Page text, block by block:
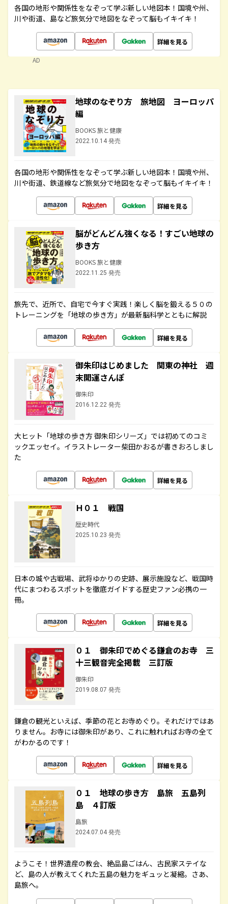
各国の地形や関係性をなぞって学ぶ新しい地図本！国境や州、
川や街道、島など旅気分で地図をなぞって脳もイキイキ！
詳細を見る
AD
地球のなぞり方 旅地図 ヨーロッパ
編
BOOKS 旅と健康
2022.10.14 発売
各国の地形や関係性をなぞって学ぶ新しい地図本！国境や州、
川や街道、鉄道線など旅気分で地図をなぞって脳もイキイキ！
詳細を見る
脳がどんどん強くなる！すごい地球の
歩き方
BOOKS 旅と健康
2022.11.25 発売
旅先で、近所で、自宅で今すぐ実践！楽しく脳を鍛える５０の
トレーニングを「地球の歩き方」が最新脳科学とともに解説
詳細を見る
御朱印はじめました 関東の神社 週
末開運さんぽ
御朱印
2016.12.22 発売
大ヒット「地球の歩き方 御朱印シリーズ」では初めてのコミ
ックエッセイ。イラストレーター柴田かおるが書きおろしまし
た
詳細を見る
Ｈ０１ 戦国
歴史時代
2025.10.23 発売
日本の城や古戦場、武将ゆかりの史跡、展示施設など、戦国時
代にまつわるスポットを徹底ガイドする歴史ファン必携の一
冊。
詳細を見る
０１ 御朱印でめぐる鎌倉のお寺 三
十三観音完全掲載 三訂版
御朱印
2019.08.07 発売
鎌倉の観光といえば、季節の花とお寺めぐり。それだけではあ
りません。お寺には御朱印があり、これに触れればお寺の全て
がわかるのです！
詳細を見る
０１ 地球の歩き方 島旅 五島列
島 ４訂版
島旅
2024.07.04 発売
ようこそ！世界遺産の教会、絶品島ごはん、古民家ステイな
ど、島の人が教えてくれた五島の魅力をギュッと凝縮。さあ、
島旅へ。